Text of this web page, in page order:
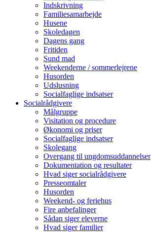
Indskrivning
Familiesamarbejde
Husene
Skoledagen
Dagens gang
Fritiden
Sund mad
Weekenderne / sommerlejrene
Husorden
Udslusning
Socialfaglige indsatser
Socialrådgivere
Målgruppe
Visitation og procedure
Økonomi og priser
Socialfaglige indsatser
Skolegang
Overgang til ungdomsuddannelser
Dokumentation og resultater
Hvad siger socialrådgivere
Presseomtaler
Husorden
Weekend- og feriehus
Fire anbefalinger
Sådan siger eleverne
Hvad siger familier